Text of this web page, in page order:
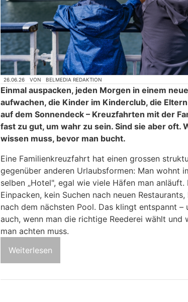
26.06.26 VON BELMEDIA REDAKTION
Einmal auspacken, jeden Morgen in einem
aufwachen, die Kinder im Kinderclub, die
auf dem Sonnendeck – Kreuzfahrten mit der
fast zu gut, um wahr zu sein. Sind sie aber oft.
wissen muss, bevor man bucht.
Eine Familienkreuzfahrt hat einen grossen
gegenüber anderen Urlaubsformen: Man wohnt
selben „Hotel", egal wie viele Häfen man anläuft.
Einpacken, kein Suchen nach neuen
nach dem nächsten Pool. Das klingt entspannt –
auch, wenn man die richtige Reederei wählt und
man achten muss.
Weiterlesen